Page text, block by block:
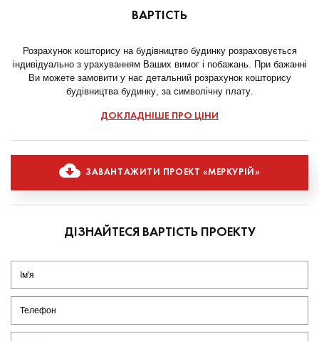
ВАРТІСТЬ
Розрахунок кошторису на будівництво будинку розраховується
індивідуально з урахуванням Ваших вимог і побажань. При бажанні
Ви можете замовити у нас детальний розрахунок кошторису
будівництва будинку, за символічну плату.
ДОКЛАДНІШЕ ПРО ЦІНИ
ЗАВАНТАЖИТИ ПРОЕКТ «МЕРКУРІЙ»
ДІЗНАЙТЕСЯ ВАРТІСТЬ ПРОЕКТУ